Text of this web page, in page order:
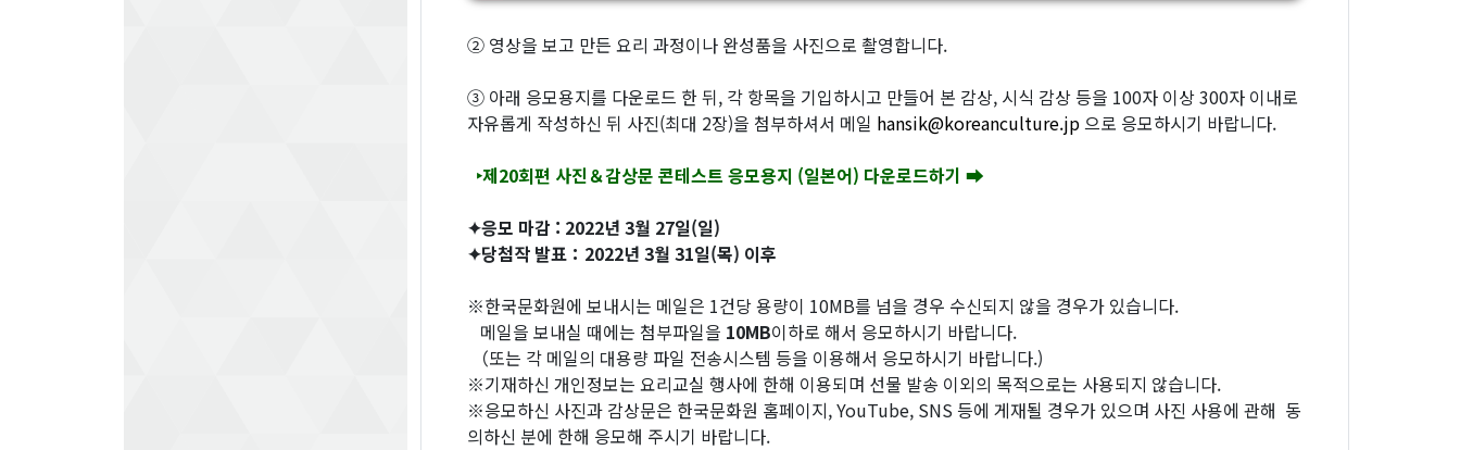
② 영상을 보고 만든 요리 과정이나 완성품을 사진으로 촬영합니다.
③ 아래 응모용지를 다운로드 한 뒤, 각 항목을 기입하시고 만들어 본 감상, 시식 감상 등을 100자 이상 300자 이내로
자유롭게 작성하신 뒤 사진(최대 2장)을 첨부하셔서 메일 hansik@koreanculture.jp으로 응모하시기 바랍니다.
‣제20회편 사진＆감상문 콘테스트 응모용지 (일본어) 다운로드하기 ➡
✦응모 마감 : 2022년 3월 27일(일)
✦당첨작 발표：2022년 3월 31일(목) 이후
※한국문화원에 보내시는 메일은 1건당 용량이 10MB를 넘을 경우 수신되지 않을 경우가 있습니다.
메일을 보내실 때에는 첨부파일을 10MB이하로 해서 응모하시기 바랍니다.
（또는 각 메일의 대용량 파일 전송시스템 등을 이용해서 응모하시기 바랍니다.)
※기재하신 개인정보는 요리교실 행사에 한해 이용되며 선물 발송 이외의 목적으로는 사용되지 않습니다.
※응모하신 사진과 감상문은 한국문화원 홈페이지, YouTube, SNS 등에 게재될 경우가 있으며 사진 사용에 관해 동
의하신 분에 한해 응모해 주시기 바랍니다.